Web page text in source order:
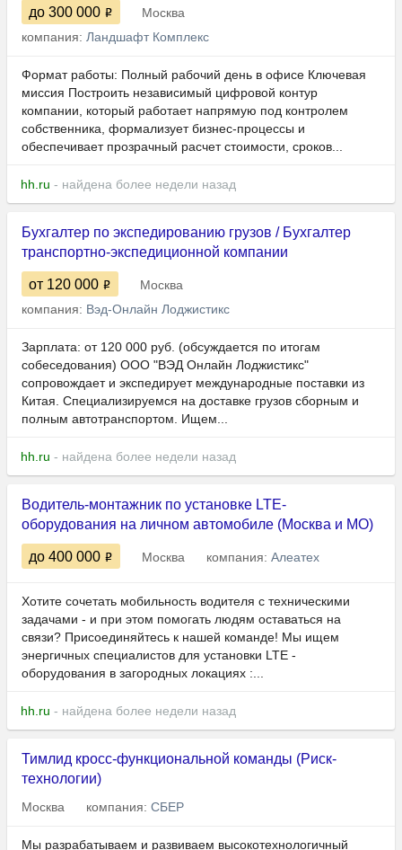
до 300 000
Москва
компания: Ландшафт Комплекс
Формат работы: Полный рабочий день в офисе Ключевая
миссия Построить независимый цифровой контур
компании, который работает напрямую под контролем
собственника, формализует бизнес-процессы и
обеспечивает прозрачный расчет стоимости, сроков...
hh.ru - найдена более недели назад
Бухгалтер по экспедированию грузов / Бухгалтер
транспортно-экспедиционной компании
от 120 000
Москва
компания: Вэд-Онлайн Лоджистикс
Зарплата: от 120 000 руб. (обсуждается по итогам
собеседования) ООО "ВЭД Онлайн Лоджистикс"
сопровождает и экспедирует международные поставки из
Китая. Специализируемся на доставке грузов сборным и
полным автотранспортом. Ищем...
hh.ru - найдена более недели назад
Водитель-монтажник по установке LTE-
оборудования на личном автомобиле (Москва и МО)
до 400 000 Москва компания: Алеатех
Хотите сочетать мобильность водителя с техническими
задачами - и при этом помогать людям оставаться на
связи? Присоединяйтесь к нашей команде! Мы ищем
энергичных специалистов для установки LTE -
оборудования в загородных локациях :...
hh.ru - найдена более недели назад
Тимлид кросс-функциональной команды (Риск-
технологии)
Москва компания: СБЕР
Мы разрабатываем и развиваем высокотехнологичный